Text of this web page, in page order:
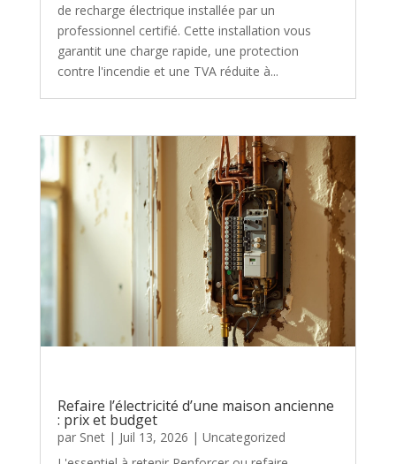
de recharge électrique installée par un
professionnel certifié. Cette installation vous
garantit une charge rapide, une protection
contre l'incendie et une TVA réduite à...
Refaire l’électricité d’une maison ancienne
: prix et budget
par Snet| Juil 13, 2026 | Uncategorized